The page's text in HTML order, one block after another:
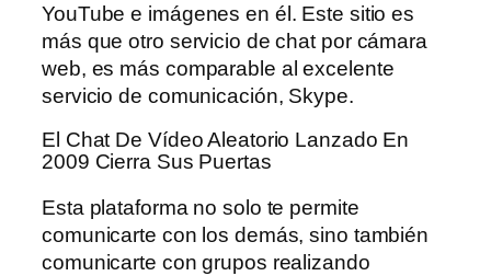
YouTube e imágenes en él. Este sitio es
más que otro servicio de chat por cámara
web, es más comparable al excelente
servicio de comunicación, Skype.
El Chat De Vídeo Aleatorio Lanzado En
2009 Cierra Sus Puertas
Esta plataforma no solo te permite
comunicarte con los demás, sino también
comunicarte con grupos realizando